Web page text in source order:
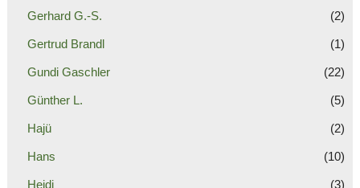
Gerhard G.-S. (2)
Gertrud Brandl (1)
Gundi Gaschler (22)
Günther L. (5)
Hajü (2)
Hans (10)
Heidi (3)